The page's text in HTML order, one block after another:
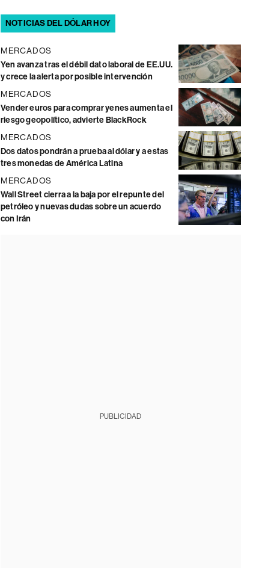
NOTICIAS DEL DÓLAR HOY
MERCADOS
Yen avanza tras el débil dato laboral de EE.UU.
y crece la alerta por posible intervención
MERCADOS
Vender euros para comprar yenes aumenta el
riesgo geopolítico, advierte BlackRock
MERCADOS
Dos datos pondrán a prueba al dólar y a estas
tres monedas de América Latina
MERCADOS
Wall Street cierra a la baja por el repunte del
petróleo y nuevas dudas sobre un acuerdo
con Irán
PUBLICIDAD